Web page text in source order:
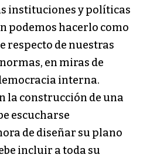
instituciones y políticas
podemos hacerlo como
respecto de nuestras
en miras de
interna.
la construcción de una
escucharse
de diseñar su plano
incluir a toda su